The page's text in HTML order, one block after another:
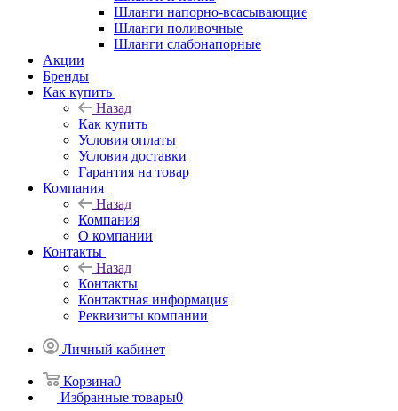
Шланги напорно-всасывающие
Шланги поливочные
Шланги слабонапорные
Акции
Бренды
Как купить
Назад
Как купить
Условия оплаты
Условия доставки
Гарантия на товар
Компания
Назад
Компания
О компании
Контакты
Назад
Контакты
Контактная информация
Реквизиты компании
Личный кабинет
Корзина0
Избранные товары0